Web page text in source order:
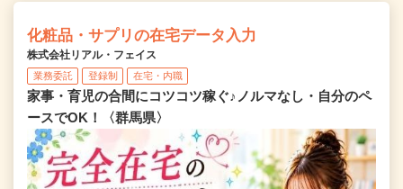
化粧品・サプリの在宅データ入力
株式会社リアル・フェイス
業務委託 登録制 在宅・内職
家事・育児の合間にコツコツ稼ぐ♪ノルマなし・自分のペ
ースでOK！〈群馬県〉